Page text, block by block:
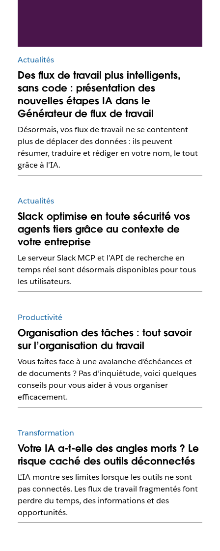
Actualités
Des flux de travail plus intelligents,
sans code : présentation des
nouvelles étapes IA dans le
Générateur de flux de travail
Désormais, vos flux de travail ne se contentent
plus de déplacer des données : ils peuvent
résumer, traduire et rédiger en votre nom, le tout
grâce à l’IA.
Actualités
Slack optimise en toute sécurité vos
agents tiers grâce au contexte de
votre entreprise
Le serveur Slack MCP et l’API de recherche en
temps réel sont désormais disponibles pour tous
les utilisateurs.
Productivité
Organisation des tâches : tout savoir
sur l’organisation du travail
Vous faites face à une avalanche d’échéances et
de documents ? Pas d’inquiétude, voici quelques
conseils pour vous aider à vous organiser
efficacement.
Transformation
Votre IA a-t-elle des angles morts ? Le
risque caché des outils déconnectés
L'IA montre ses limites lorsque les outils ne sont
pas connectés. Les flux de travail fragmentés font
perdre du temps, des informations et des
opportunités.